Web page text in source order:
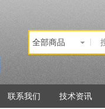
联系我们 技术资讯